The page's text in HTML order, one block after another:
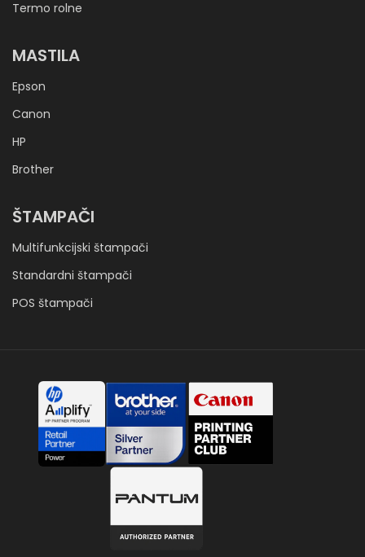
Termo rolne
MASTILA
Epson
Canon
HP
Brother
ŠTAMPAČI
Multifunkcijski štampači
Standardni štampači
POS štampači